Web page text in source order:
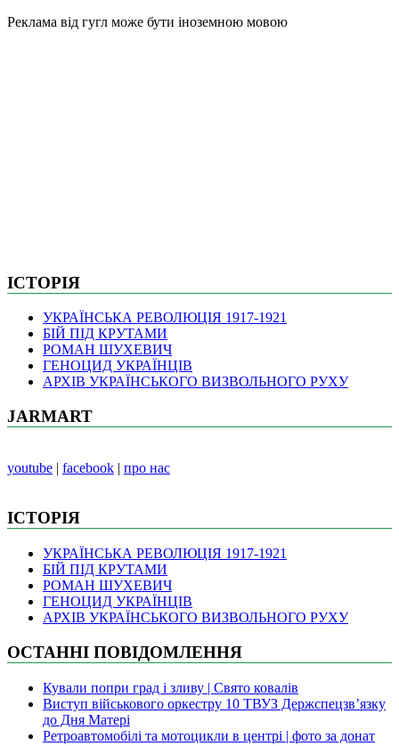
Pеклама від гугл може бути іноземною мовою
ІСТОРІЯ
УКРАЇНСЬКА РЕВОЛЮЦІЯ 1917-1921
БІЙ ПІД КРУТАМИ
РОМАН ШУХЕВИЧ
ГЕНОЦИД УКРАЇНЦІВ
АРХІВ УКРАЇНСЬКОГО ВИЗВОЛЬНОГО РУХУ
JARMART
youtube | facebook | про нас
ІСТОРІЯ
УКРАЇНСЬКА РЕВОЛЮЦІЯ 1917-1921
БІЙ ПІД КРУТАМИ
РОМАН ШУХЕВИЧ
ГЕНОЦИД УКРАЇНЦІВ
АРХІВ УКРАЇНСЬКОГО ВИЗВОЛЬНОГО РУХУ
ОСТАННІ ПОВІДОМЛЕННЯ
Кували попри град і зливу | Свято ковалів
Виступ військового оркестру 10 ТВУЗ Держспецзв’язку
до Дня Матері
Ретроавтомобілі та мотоцикли в центрі | фото за донат